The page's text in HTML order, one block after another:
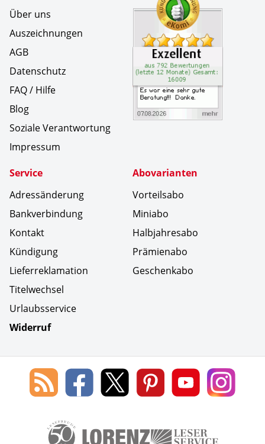
Über uns
Auszeichnungen
AGB
Datenschutz
FAQ / Hilfe
Blog
Soziale Verantwortung
Impressum
Service
Adressänderung
Bankverbindung
Kontakt
Kündigung
Lieferreklamation
Titelwechsel
Urlaubsservice
Widerruf
Abovarianten
Vorteilsabo
Miniabo
Halbjahresabo
Prämienabo
Geschenkabo
Social Media
Blog
des
Leserservice
Lorenz
Leserservice
Lorenz
Leserservice
Lorenz
Leserservice
Lorenz
Leserservice
Lorenz